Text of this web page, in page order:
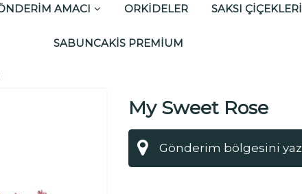
AMACI ORKİDELER SAKSI ÇİÇEKLERİ
SABUNCAKİS PREMİUM
My Sweet Rose